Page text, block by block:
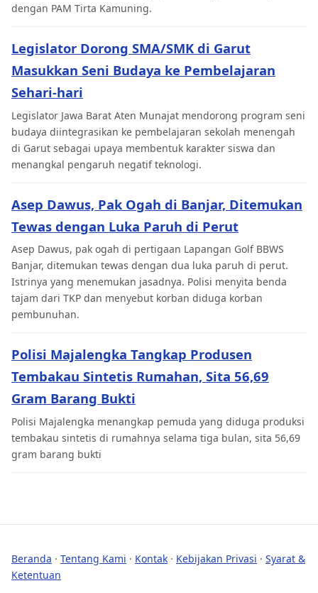
dengan PAM Tirta Kamuning.
Legislator Dorong SMA/SMK di Garut
Masukkan Seni Budaya ke Pembelajaran
Sehari-hari
Legislator Jawa Barat Aten Munajat mendorong program seni
budaya diintegrasikan ke pembelajaran sekolah menengah
di Garut sebagai upaya membentuk karakter siswa dan
menangkal pengaruh negatif teknologi.
Asep Dawus, Pak Ogah di Banjar, Ditemukan
Tewas dengan Luka Paruh di Perut
Asep Dawus, pak ogah di pertigaan Lapangan Golf BBWS
Banjar, ditemukan tewas dengan dua luka paruh di perut.
Istrinya yang menemukan jasadnya. Polisi menyita benda
tajam dari TKP dan menyebut korban diduga korban
pembunuhan.
Polisi Majalengka Tangkap Produsen
Tembakau Sintetis Rumahan, Sita 56,69
Gram Barang Bukti
Polisi Majalengka menangkap pemuda yang diduga produksi
tembakau sintetis di rumahnya selama tiga bulan, sita 56,69
gram barang bukti
Beranda · Tentang Kami · Kontak · Kebijakan Privasi · Syarat &
Ketentuan